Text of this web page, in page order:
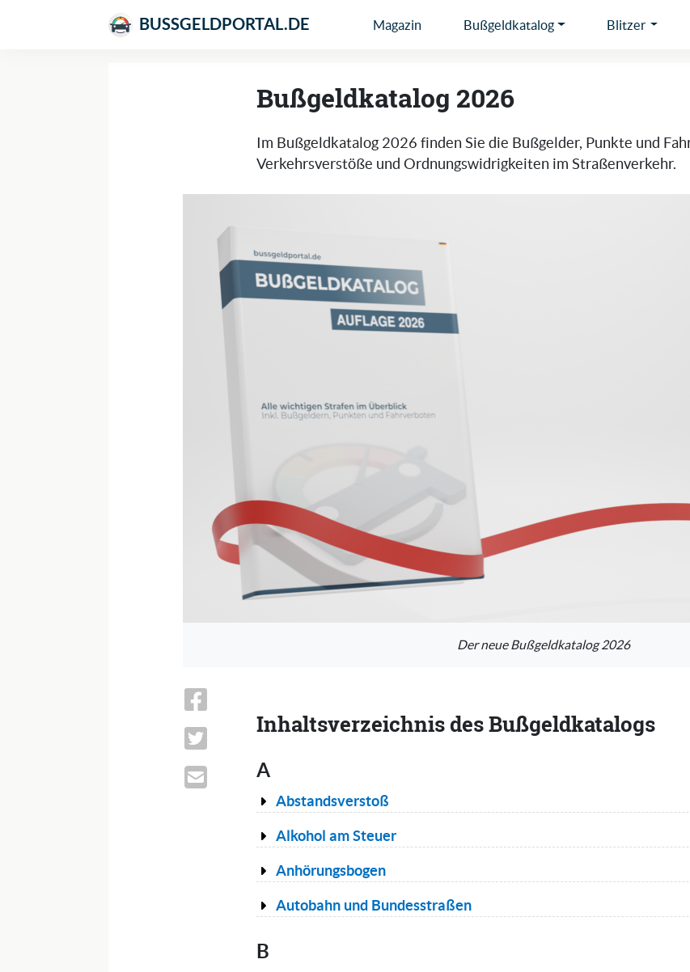
BUSSGELDPORTAL.DE Magazin Bußgeldkatalog Blitzer
Bußgeldkatalog 2026
Im Bußgeldkatalog 2026 finden Sie die Bußgelder, Punkte und
Verkehrsverstöße und Ordnungswidrigkeiten im Straßenverkehr.
Der neue Bußgeldkatalog 2026
Inhaltsverzeichnis des Bußgeldkatalogs
A
Abstandsverstoß
Alkohol am Steuer
Anhörungsbogen
Autobahn und Bundesstraßen
B